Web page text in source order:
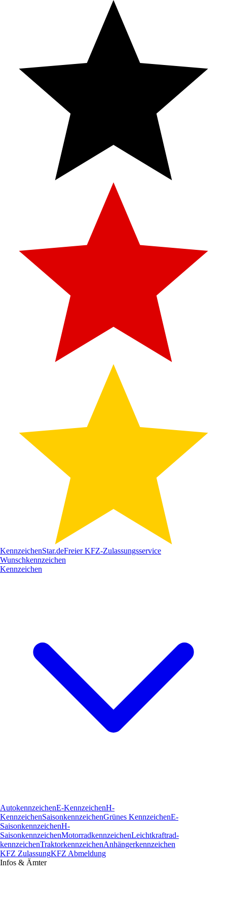
KennzeichenStar.deFreier KFZ-Zulassungsservice
Wunschkennzeichen
Kennzeichen
AutokennzeichenE-KennzeichenH-
KennzeichenSaisonkennzeichenGrünes KennzeichenE-
SaisonkennzeichenH-
SaisonkennzeichenMotorradkennzeichenLeichtkraftrad­
kennzeichenTraktorkennzeichenAnhängerkennzeichen
KFZ ZulassungKFZ Abmeldung
Infos & Ämter